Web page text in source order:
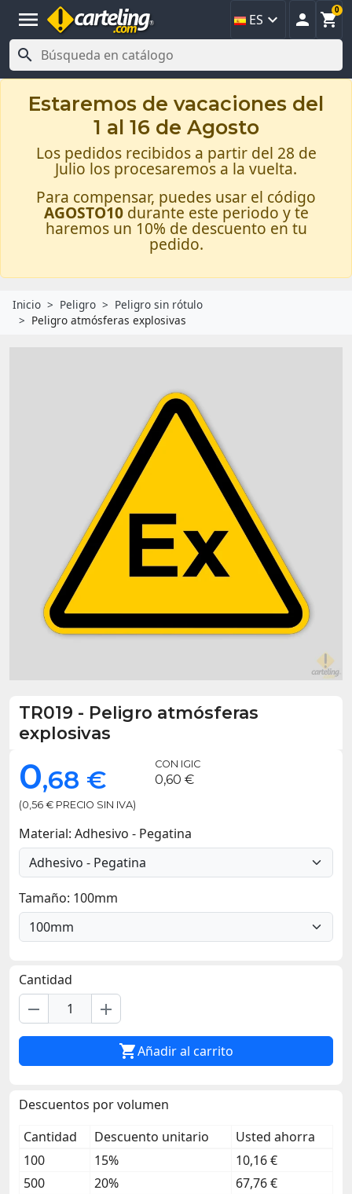
menu ES   
0

Estaremos de vacaciones del
1 al 16 de Agosto
Los pedidos recibidos a partir del 28 de
Julio los procesaremos a la vuelta.
Para compensar, puedes usar el código
AGOSTO10 durante este periodo y te
haremos un 10% de descuento en tu
pedido.
Inicio Peligro
Peligro sin rótulo
Peligro atmósferas explosivas
TR019 - Peligro atmósferas
explosivas
0,68 €
(0,56 € PRECIO SIN IVA)
CON IGIC
0,60 €
Material: Adhesivo - Pegatina
Tamaño: 100mm
Cantidad
remove add
Añadir al carrito
Descuentos por volumen
Cantidad
Descuento unitario
Usted ahorra
100
15%
10,16 €
500
20%
67,76 €